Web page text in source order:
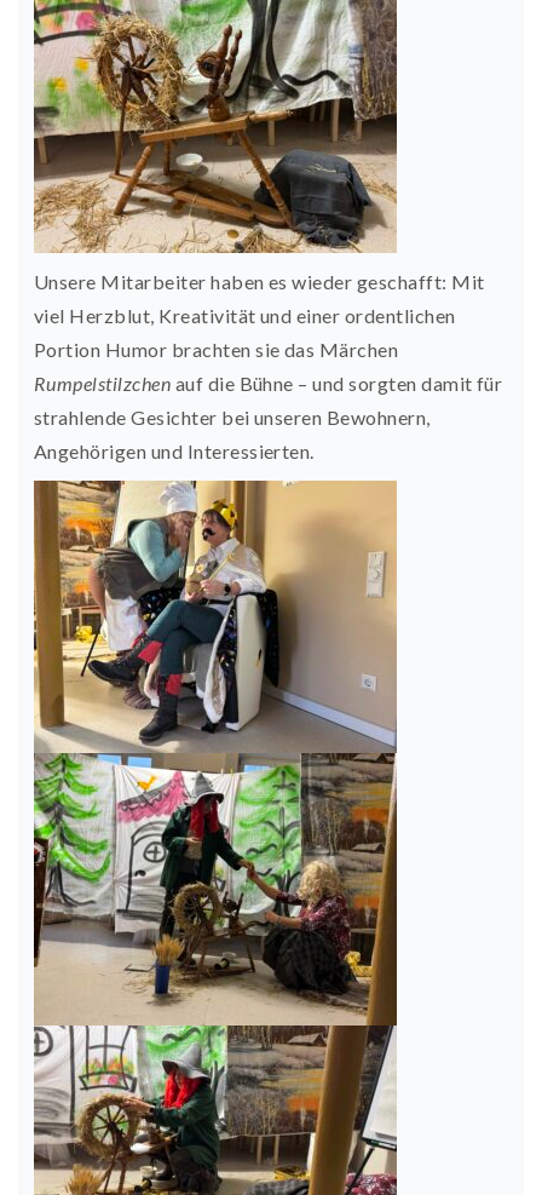
Unsere Mitarbeiter haben es wieder geschafft: Mit
viel Herzblut, Kreativität und einer ordentlichen
Portion Humor brachten sie das Märchen
Rumpelstilzchen auf die Bühne – und sorgten damit für
strahlende Gesichter bei unseren Bewohnern,
Angehörigen und Interessierten.